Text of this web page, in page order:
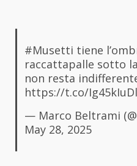
#Musetti tiene
raccattapalle sotto
non resta
https://t.co/
— Marco Beltrami
May 28, 2025